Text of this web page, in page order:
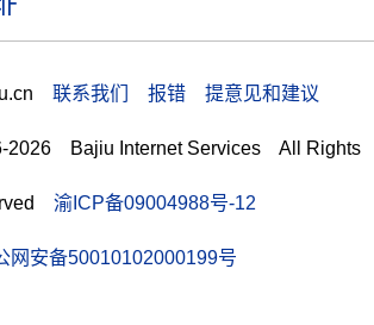
联系我们 报错 提意见和建议
2026 Bajiu Internet Services All Rights
渝ICP备09004988号-12
网安备50010102000199号